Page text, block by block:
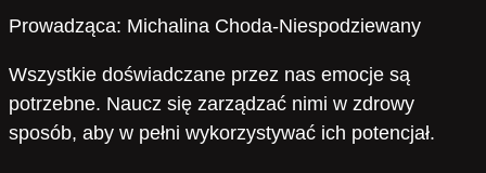
Prowadząca: Michalina Choda-Niespodziewany
Wszystkie doświadczane przez nas emocje są
potrzebne. Naucz się zarządzać nimi w zdrowy
sposób, aby w pełni wykorzystywać ich potencjał.